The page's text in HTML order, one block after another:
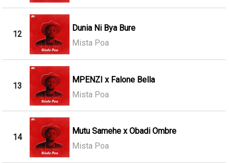
12
Dunia Ni Bya Bure
Mista Poa
13
MPENZI x Falone Bella
Mista Poa
14
Mutu Samehe x Obadi Ombre
Mista Poa